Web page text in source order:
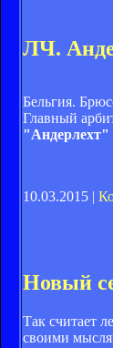
ЛЧ.
Бельгия.
Главный
10.03.2015 |
Новый
Так считает
своими